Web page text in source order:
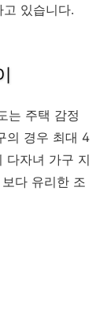
있습니다.
는 주택 감정
의 경우 최대 4
다자녀 가구 지
다 유리한 조